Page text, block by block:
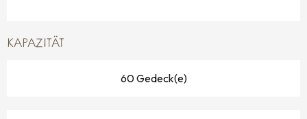
KAPAZITÄT
60 Gedeck(e)